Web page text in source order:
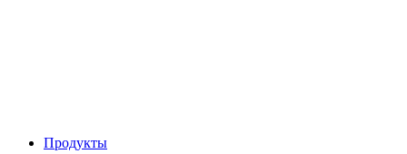
Продукты